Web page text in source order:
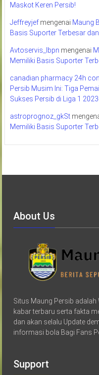
Maskot Keren Persib!
Jeffreyjefmengenai Maung
Basis Suporter Terbesar
Avtoservis_lbpn mengenai
Memiliki Basis Suporter
canadian pharmacy 24h
Persib Musim Ini: Tiga
Sukses Persib di Liga 1
astroprognoz_gkSt
Memiliki Basis Suporter
About Us
Situs Maung Persib
kabar terbaru serta fakta
dan akan selalu Update
informasi bola Bagi Fans
Support